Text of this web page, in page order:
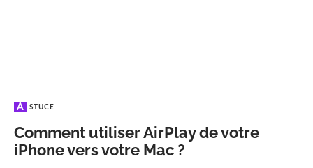
ASTUCE
Comment utiliser AirPlay de votre
iPhone vers votre Mac ?